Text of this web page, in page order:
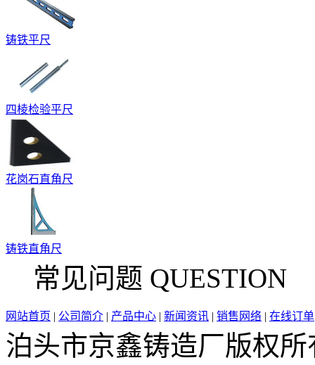
铸铁平尺
四棱检验平尺
花岗石直角尺
铸铁直角尺
常见问题 QUESTION
网站首页 | 公司简介 | 产品中心 | 新闻资讯 | 销售网络 | 在线订单
泊头市京鑫铸造厂版权所